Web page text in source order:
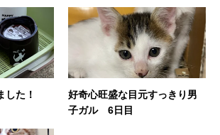
した！
好奇心旺盛な目元すっきり男
子ガル 6日目